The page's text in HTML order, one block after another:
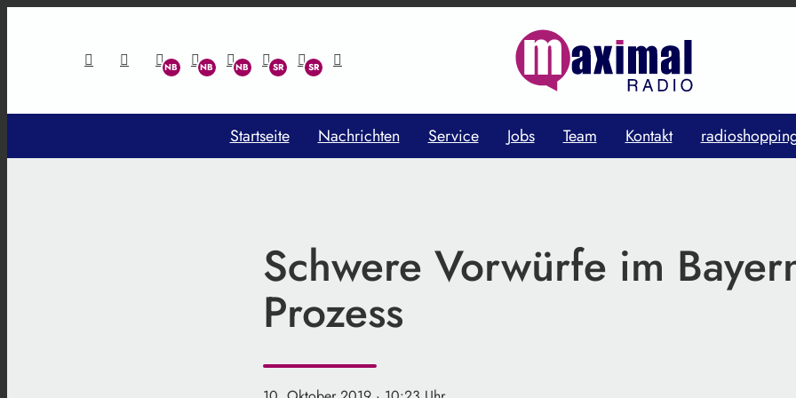
Startseite Nachrichten Service Jobs Team Kontakt
Schwere Vorwürfe im
Prozess